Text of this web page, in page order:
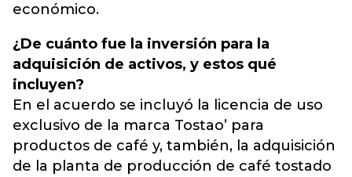
económico.
¿De cuánto fue la inversión para la
adquisición de activos, y estos qué
incluyen?
En el acuerdo se incluyó la licencia de uso
exclusivo de la marca Tostao’ para
productos de café y, también, la adquisición
de la planta de producción de café tostado